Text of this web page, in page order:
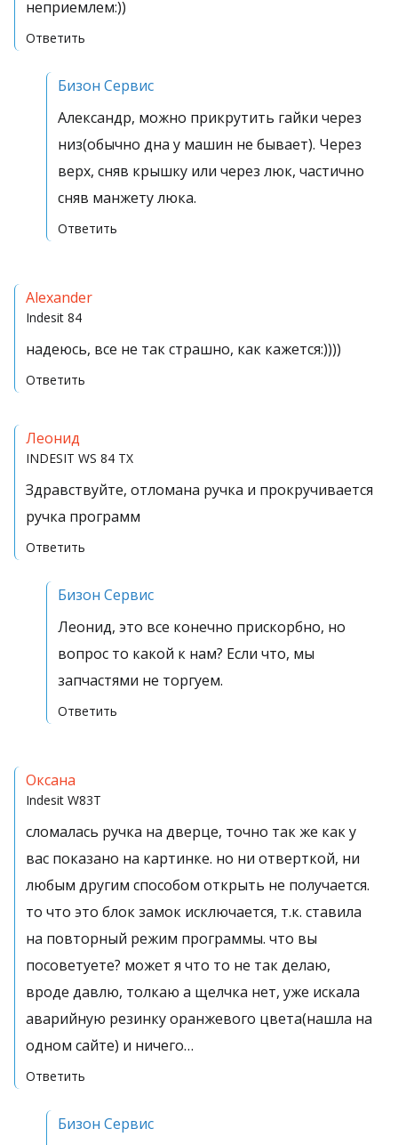
неприемлем:))
Ответить
Бизон Сервис
Александр, можно прикрутить гайки через
низ(обычно дна у машин не бывает). Через
верх, сняв крышку или через люк, частично
сняв манжету люка.
Ответить
Alexander
Indesit 84
надеюсь, все не так страшно, как кажется:))))
Ответить
Леонид
INDESIT WS 84 TX
Здравствуйте, отломана ручка и прокручивается
ручка программ
Ответить
Бизон Сервис
Леонид, это все конечно прискорбно, но
вопрос то какой к нам? Если что, мы
запчастями не торгуем.
Ответить
Оксана
Indesit W83T
сломалась ручка на дверце, точно так же как у
вас показано на картинке. но ни отверткой, ни
любым другим способом открыть не получается.
то что это блок замок исключается, т.к. ставила
на повторный режим программы. что вы
посоветуете? может я что то не так делаю,
вроде давлю, толкаю а щелчка нет, уже искала
аварийную резинку оранжевого цвета(нашла на
одном сайте) и ничего…
Ответить
Бизон Сервис